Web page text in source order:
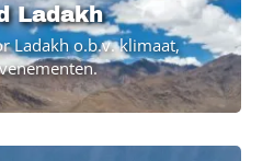
Ladakh
Ladakh o.b.v. klimaat,